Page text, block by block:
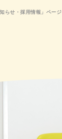
らせ・採用情報」ページ